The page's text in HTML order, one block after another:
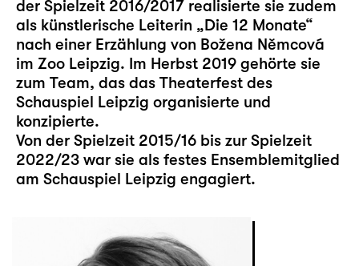
der Spielzeit 2016/2017 realisierte sie zudem
als künstlerische Leiterin „Die 12 Monate“
nach einer Erzählung von Božena Němcová
im Zoo Leipzig. Im Herbst 2019 gehörte sie
zum Team, das das Theaterfest des
Schauspiel Leipzig organisierte und
konzipierte.
Von der Spielzeit 2015/16 bis zur Spielzeit
2022/23 war sie als festes Ensemblemitglied
am Schauspiel Leipzig engagiert.